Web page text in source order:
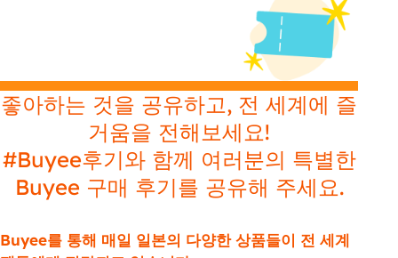
좋아하는 것을 공유하고, 전 세계에 즐
거움을 전해보세요!
#Buyee후기와 함께 여러분의 특별한
Buyee 구매 후기를 공유해 주세요.
Buyee를 통해 매일 일본의 다양한 상품들이 전 세계